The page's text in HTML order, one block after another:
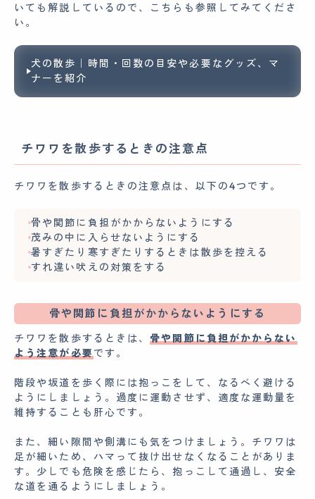
いても解説しているので、こちらも参照してみてくださ
い。
犬の散歩｜時間・回数の目安や必要なグッズ、マ
ナーを紹介
チワワを散歩するときの注意点
チワワを散歩するときの注意点は、以下の4つです。
骨や関節に負担がかからないようにする
茂みの中に入らせないようにする
暑すぎたり寒すぎたりするときは散歩を控える
すれ違い吠えの対策をする
骨や関節に負担がかからないようにする
チワワを散歩するときは、骨や関節に負担がかからない
よう注意が必要です。
階段や坂道を歩く際には抱っこをして、なるべく避ける
ようにしましょう。過度に運動させず、適度な運動量を
維持することも肝心です。
また、細い隙間や側溝にも気をつけましょう。チワワは
足が細いため、ハマって抜け出せなくなることがありま
す。少しでも危険を感じたら、抱っこして通過し、安全
な道を通るようにしましょう。